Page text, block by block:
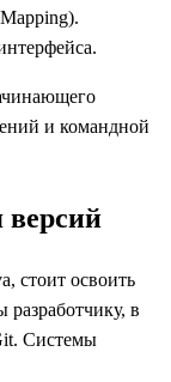
и командной
версий
стоит освоить
в
Системы